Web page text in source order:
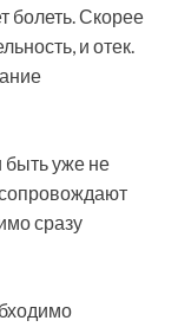
болеть. Скорее
и отек.
быть уже не
сразу